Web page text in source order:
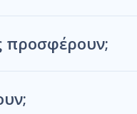
προσφέρουν;